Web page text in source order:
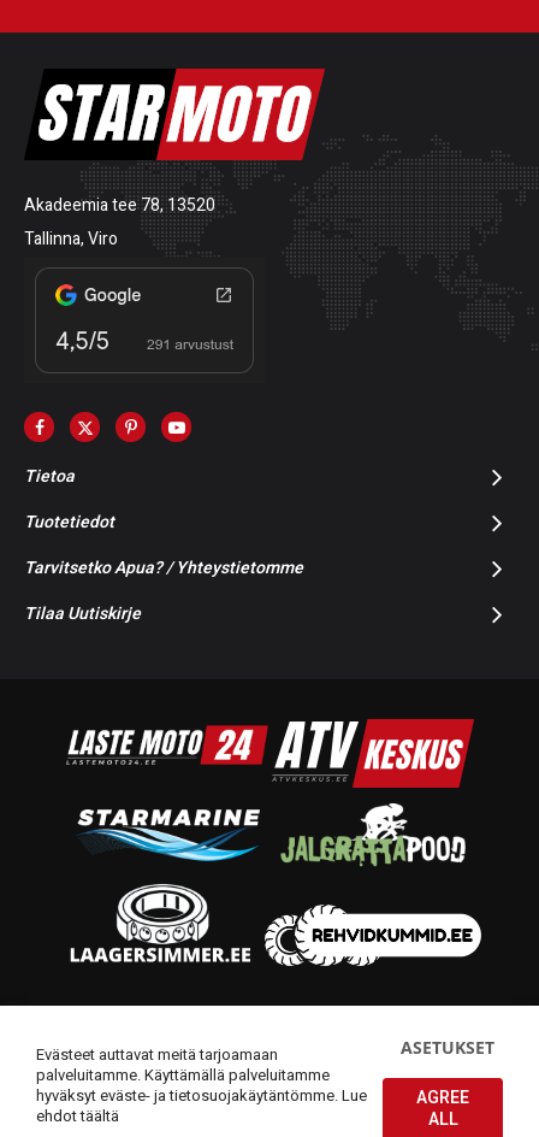
Akadeemia tee 78, 13520
Tallinna, Viro
Tietoa
Tuotetiedot
Tarvitsetko Apua? / Yhteystietomme
Tilaa Uutiskirje
Evästeet auttavat meitä tarjoamaan
palveluitamme. Käyttämällä palveluitamme
hyväksyt eväste- ja tietosuojakäytäntömme.Lue
ehdot täältä
ASETUKSET
AGREE
ALL